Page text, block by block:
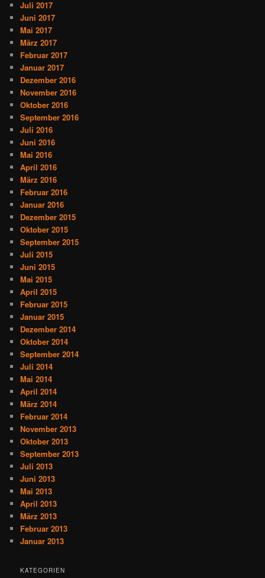
Juli 2017
Juni 2017
Mai 2017
März 2017
Februar 2017
Januar 2017
Dezember 2016
November 2016
Oktober 2016
September 2016
Juli 2016
Juni 2016
Mai 2016
April 2016
März 2016
Februar 2016
Januar 2016
Dezember 2015
Oktober 2015
September 2015
Juli 2015
Juni 2015
Mai 2015
April 2015
Februar 2015
Januar 2015
Dezember 2014
Oktober 2014
September 2014
Juli 2014
Mai 2014
April 2014
März 2014
Februar 2014
November 2013
Oktober 2013
September 2013
Juli 2013
Juni 2013
Mai 2013
April 2013
März 2013
Februar 2013
Januar 2013
KATEGORIEN